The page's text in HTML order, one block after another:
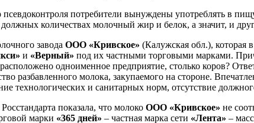
псевдоконтроля потребители вынуждены употреблять в
должных количествах молочный жир и белок, а значит, и
завода ООО «Кривское» (Калужская обл.), которая
и «Верный» под их частными торговыми марками.
одноименное предприятие, столько коров?
разбавленного молока, закупаемого на стороне.
технологических и санитарных норм, отсутствие
показала, что молоко ООО «Кривское» не
марки «365 дней» – частная марка сети «Лента» –